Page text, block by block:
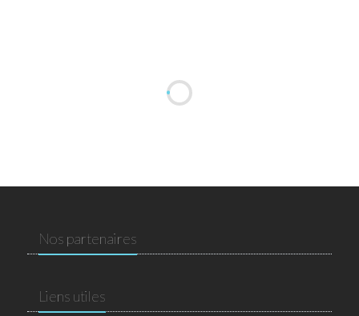
Nos partenaires
Liens utiles